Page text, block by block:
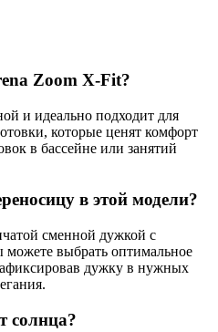
Zoom X-Fit?
и идеально подходит для
которые ценят комфорт
в бассейне или занятий
в этой модели?
сменной дужкой с
выбрать оптимальное
дужку в нужных
солнца?